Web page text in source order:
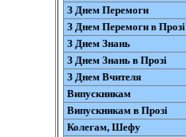
З Днем Перемоги
З Днем Перемоги в Прозі
З Днем Знань
З Днем Знань в Прозі
З Днем Вчителя
Випускникам
Випускникам в Прозі
Колегам, Шефу